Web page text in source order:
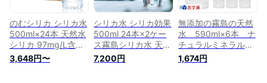
素/珪素/国産/炭酸水
素イオン/美髪/美容
のむシリカ シリカ水
500ml×24本 天然水
シリカ 97mg/L含有
無添加 ミネラルウォ
ーター 霧島天然水
3,648円〜
シリカ水 シリカ効果
500ml 24本×2ケー
ス霧島シリカ水 天然
シリカ水 ケイ素水
シリカウォーター 珪
7,200円
無添加の霧島の天然
水 590ml×6本 ナ
チュラルミネラルウ
ォーター/霧島シリカ
天然水あす楽/中硬
1,674円